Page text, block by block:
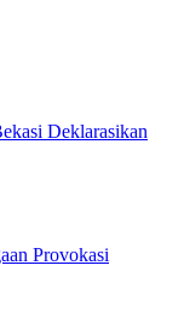
Deklarasikan
Provokasi